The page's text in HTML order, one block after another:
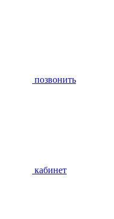
позвонить
кабинет